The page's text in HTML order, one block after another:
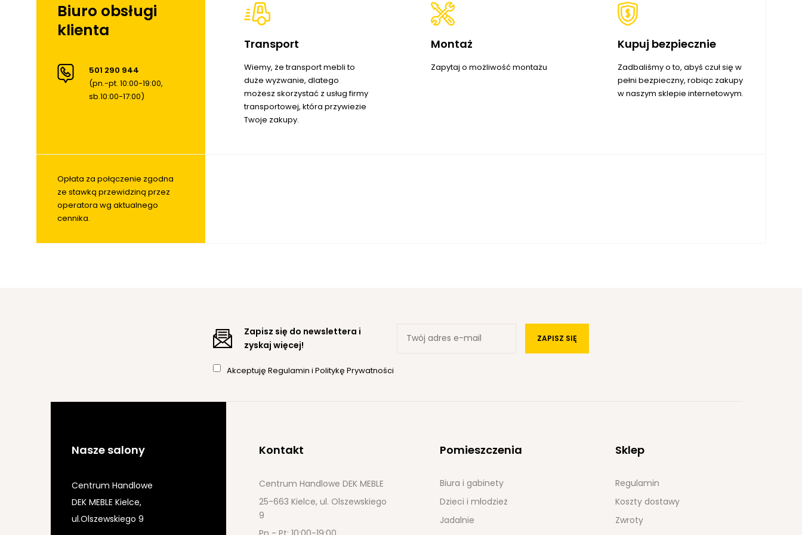
Biuro obsługi
klienta
501 290 944
(pn.-pt. 10:00-19:00,
sb.10:00-17:00)
Transport
Wiemy, że transport mebli to
duże wyzwanie, dlatego
możesz skorzystać z usług firmy
transportowej, która przywiezie
Twoje zakupy.
Montaż
Zapytaj o możliwość montażu
Kupuj bezpiecznie
Zadbaliśmy o to, abyś czuł się w
pełni bezpieczny, robiąc zakupy
w naszym sklepie internetowym.
Opłata za połączenie zgodna
ze stawką przewidziną przez
operatora wg aktualnego
cennika.
Zapisz się do newslettera i
zyskaj więcej!
ZAPISZ SIĘ
AkceptujęRegulaminiPolitykę Prywatności
Nasze salony
Centrum Handlowe
DEK MEBLE Kielce,
ul.Olszewskiego 9
Kontakt
Centrum Handlowe DEK MEBLE
25-663 Kielce, ul. Olszewskiego
9
Pomieszczenia
Biura i gabinety
Dzieci i młodzież
Jadalnie
Sklep
Regulamin
Koszty dostawy
Zwroty